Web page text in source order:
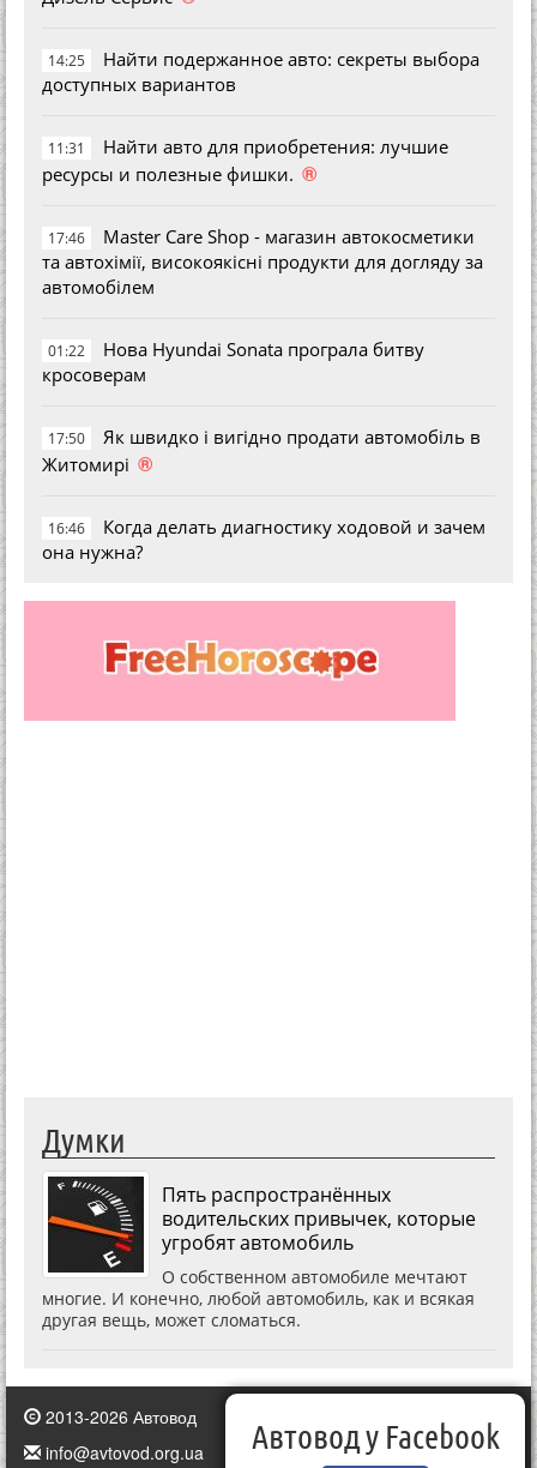
14:25
Найти подержанное авто: секреты выбора
доступных вариантов
11:31
Найти авто для приобретения: лучшие
ресурсы и полезные фишки. ®
17:46
Master Care Shop - магазин автокосметики
та автохімії, високоякісні продукти для догляду за
автомобілем
01:22
Нова Hyundai Sonata програла битву
кросоверам
17:50
Як швидко і вигідно продати автомобіль в
Житомирі ®
16:46
Когда делать диагностику ходовой и зачем
она нужна?
Думки
Пять распространённых
водительских привычек, которые
угробят автомобиль
О собственном автомобиле мечтают
многие. И конечно, любой автомобиль, как и всякая
другая вещь, может сломаться.
2013-2026 Автовод
info@avtovod.org.ua
Автовод у Facebook